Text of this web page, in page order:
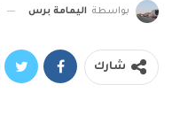
بواسطة اليمامة برس
شارك